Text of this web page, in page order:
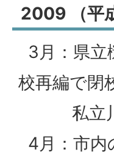
2009 （平
3月：県立
校再編で閉
私立川
4月：市内